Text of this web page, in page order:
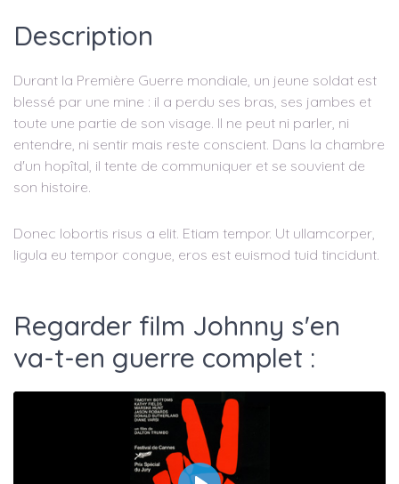
Description
Durant la Première Guerre mondiale, un jeune soldat est
blessé par une mine : il a perdu ses bras, ses jambes et
toute une partie de son visage. Il ne peut ni parler, ni
entendre, ni sentir mais reste conscient. Dans la chambre
d'un hopîtal, il tente de communiquer et se souvient de
son histoire.
Donec lobortis risus a elit. Etiam tempor. Ut ullamcorper,
ligula eu tempor congue, eros est euismod tuid tincidunt.
Regarder film Johnny s'en
va-t-en guerre complet :